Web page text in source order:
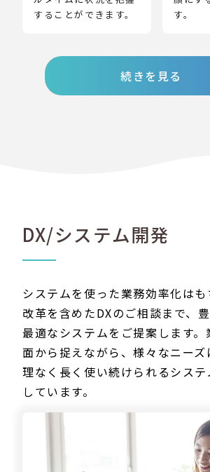
することができます。
す。
続きを見る
DX/システム開発
システムを使った業務効率化は
改革を含めたDXのご相談まで、
最適なシステムをご提案します。
面から捉えながら、様々なニー
理なく長く使い続けられるシス
しています。